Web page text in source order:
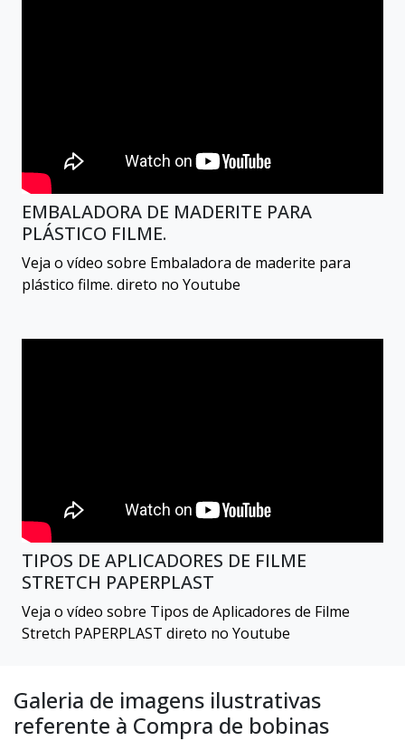
EMBALADORA DE MADERITE PARA
PLÁSTICO FILME.
Veja o vídeo sobre Embaladora de maderite para
plástico filme. direto no Youtube
TIPOS DE APLICADORES DE FILME
STRETCH PAPERPLAST
Veja o vídeo sobre Tipos de Aplicadores de Filme
Stretch PAPERPLAST direto no Youtube
Galeria de imagens ilustrativas
referente à Compra de bobinas